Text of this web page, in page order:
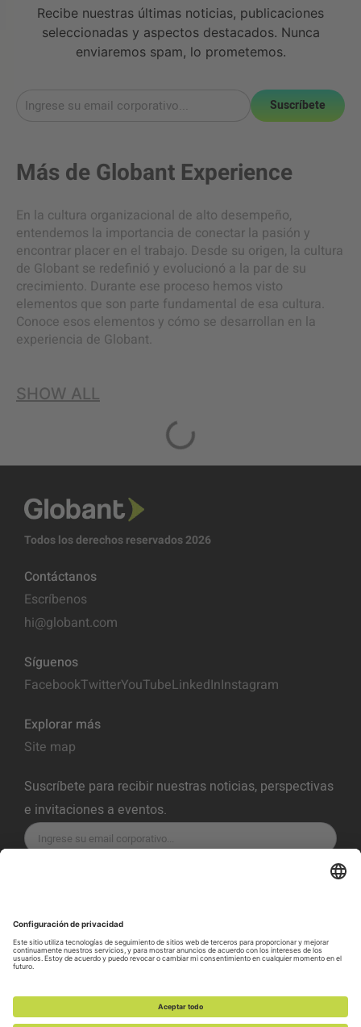
Recibe nuestras últimas noticias, publicaciones
seleccionadas y aspectos destacados. Nunca
enviaremos spam, lo prometemos.
Suscríbete
Más deGlobant Experience
En la cultura organizacional de alto desempeño,
entendemos la importancia de conectar la pasión y
encontrar placer en el trabajo. Desde su origen, la cultura
de Globant se redefinió y evolucionó a la par de su
crecimiento. Durante ese proceso hemos visto
elementos que son parte fundamental de esa cultura.
Conoce esos elementos y cómo se desarrollan en la
experiencia de Globant.
SHOW ALL
Todos los derechos reservados 2026
Contáctanos
Escríbenos
hi@globant.com
Síguenos
FacebookTwitterYouTubeLinkedInInstagram
Explorar más
Site map
Suscríbete para recibir nuestras noticias, perspectivas
e invitaciones a eventos.
Política de Privacidad
Política de Cookies
Preferencias de Cookies